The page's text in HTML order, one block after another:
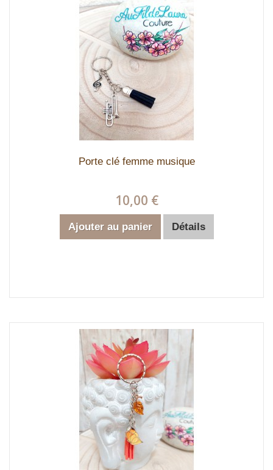
Porte clé femme musique
10,00 €
Ajouter au panier Détails